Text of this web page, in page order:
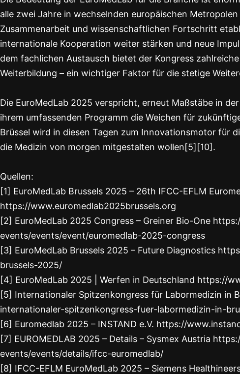
alle zwei Jahre in wechselnden europäischen
Zusammenarbeit und wissenschaftlichen Fortschritt
internationale Kooperation weiter stärken und neue
dem fachlichen Austausch bietet der Kongress
Weiterbildung – ein wichtiger Faktor für die stetige
Die EuroMedLab 2025 verspricht, erneut Maßstäbe in
ihrem umfassenden Programm die Weichen für
Brüssel wird in diesen Tagen zum Innovationsmotor für
die Medizin von morgen mitgestalten wollen[5][10].
Quellen:
[1] EuroMedLab Brussels 2025 – 26th IFCC-EFLM
https://www.euromedlab2025brussels.org
[2] EuroMedLab 2025 Congress – Greiner Bio-One
events/events/event/euromedlab-2025-congress
[3] EuroMedLab Brussels 2025 – Future Diagnostics
brussels-2025/
[4] EuroMedLab 2025 | Werfen in Deutschland https://
[5] Internationaler Spitzenkongress für Labormedizin in
internationaler-spitzenkongress-fuer-labormedizin-in-
[6] Euromedlab 2025 – INSTAND e.V. https://
[7] EUROMEDLAB 2025 – Details – Sysmex Austria
events/events/details/ifcc-euromedlab/
[8] IFCC-EFLM EuroMedLab 2025 – Siemens